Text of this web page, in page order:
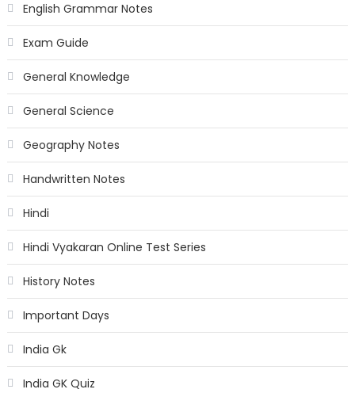
English Grammar Notes
Exam Guide
General Knowledge
General Science
Geography Notes
Handwritten Notes
Hindi
Hindi Vyakaran Online Test Series
History Notes
Important Days
India Gk
India GK Quiz